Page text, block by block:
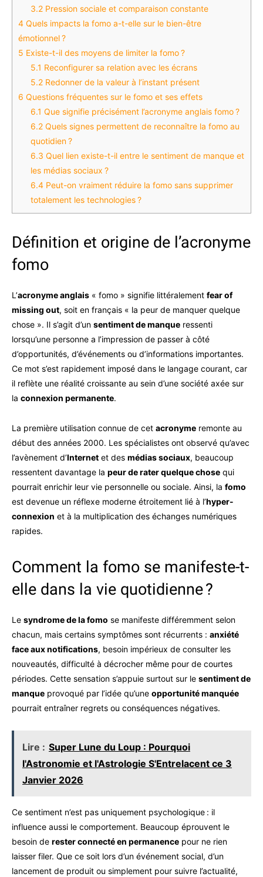
3.2 Pression sociale et comparaison constante
4 Quels impacts la fomo a-t-elle sur le bien-être
émotionnel ?
5 Existe-t-il des moyens de limiter la fomo ?
5.1 Reconfigurer sa relation avec les écrans
5.2 Redonner de la valeur à l’instant présent
6 Questions fréquentes sur le fomo et ses effets
6.1 Que signifie précisément l’acronyme anglais fomo ?
6.2 Quels signes permettent de reconnaître la fomo au
quotidien ?
6.3 Quel lien existe-t-il entre le sentiment de manque et
les médias sociaux ?
6.4 Peut-on vraiment réduire la fomo sans supprimer
totalement les technologies ?
Définition et origine de l’acronyme
fomo
L’acronyme anglais « fomo » signifie littéralement fear of
missing out, soit en français « la peur de manquer quelque
chose ». Il s’agit d’un sentiment de manque ressenti
lorsqu’une personne a l’impression de passer à côté
d’opportunités, d’événements ou d’informations importantes.
Ce mot s’est rapidement imposé dans le langage courant, car
il reflète une réalité croissante au sein d’une société axée sur
la connexion permanente.
La première utilisation connue de cet acronyme remonte au
début des années 2000. Les spécialistes ont observé qu’avec
l’avènement d’Internet et des médias sociaux, beaucoup
ressentent davantage la peur de rater quelque chose qui
pourrait enrichir leur vie personnelle ou sociale. Ainsi, la fomo
est devenue un réflexe moderne étroitement lié à l’hyper-
connexion et à la multiplication des échanges numériques
rapides.
Comment la fomo se manifeste-t-
elle dans la vie quotidienne ?
Le syndrome de la fomo se manifeste différemment selon
chacun, mais certains symptômes sont récurrents : anxiété
face aux notifications, besoin impérieux de consulter les
nouveautés, difficulté à décrocher même pour de courtes
périodes. Cette sensation s’appuie surtout sur le sentiment de
manque provoqué par l’idée qu’une opportunité manquée
pourrait entraîner regrets ou conséquences négatives.
Lire : Super Lune du Loup : Pourquoi
l'Astronomie et l'Astrologie S'Entrelacent ce 3
Janvier 2026
Ce sentiment n’est pas uniquement psychologique : il
influence aussi le comportement. Beaucoup éprouvent le
besoin de rester connecté en permanence pour ne rien
laisser filer. Que ce soit lors d’un événement social, d’un
lancement de produit ou simplement pour suivre l’actualité,